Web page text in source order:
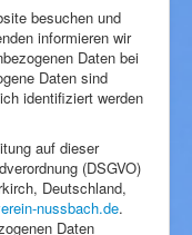
besuchen und
informieren wir
Daten bei
Daten sind
identifiziert werden
auf dieser
(DSGVO)
Deutschland,
nussbach.de.
Daten